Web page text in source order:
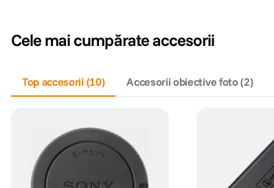
Cele mai cumpărate accesorii
Top accesorii (10) Accesorii obiective foto(2)